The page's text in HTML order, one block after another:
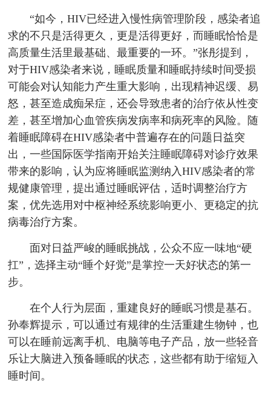
“如今，HIV已经进入慢性病管理阶段，感染者追
求的不只是活得更久，更是活得更好，而睡眠恰恰是
高质量生活里最基础、最重要的一环。”张彤提到，
对于HIV感染者来说，睡眠质量和睡眠持续时间受损
可能会对认知能力产生重大影响，出现精神迟缓、易
怒，甚至造成痴呆症，还会导致患者的治疗依从性变
差，甚至增加心血管疾病发病率和病死率的风险。随
着睡眠障碍在HIV感染者中普遍存在的问题日益突
出，一些国际医学指南开始关注睡眠障碍对诊疗效果
带来的影响，认为应将睡眠监测纳入HIV感染者的常
规健康管理，提出通过睡眠评估，适时调整治疗方
案，优先选用对中枢神经系统影响更小、更稳定的抗
病毒治疗方案。
面对日益严峻的睡眠挑战，公众不应一味地“硬
扛”，选择主动“睡个好觉”是掌控一天好状态的第一
步。
在个人行为层面，重建良好的睡眠习惯是基石。
孙奉辉提示，可以通过有规律的生活重建生物钟，也
可以在睡前远离手机、电脑等电子产品，放一些轻音
乐让大脑进入预备睡眠的状态，这些都有助于缩短入
睡时间。